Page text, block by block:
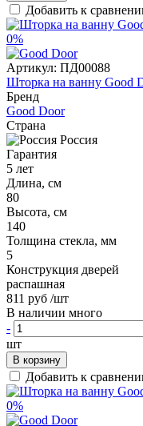
Добавить к
0%
Артикул: ПД00088
Шторка на ванну Good
Бренд
Good Door
Страна
Россия
Гарантия
5 лет
Длина, см
80
Высота, см
140
Толщина стекла, мм
5
Конструкция дверей
распашная
811 руб /шт
В наличии много
-
шт
В корзину
Добавить к
0%